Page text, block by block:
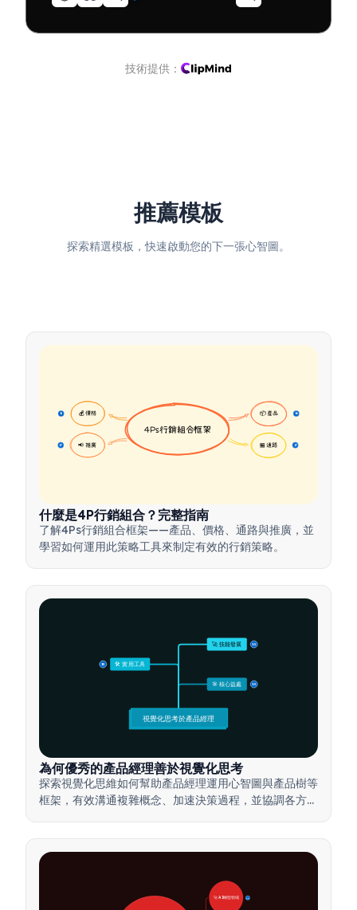
技術提供：
推薦模板
探索精選模板，快速啟動您的下一張心智圖。
📦 產品 16
💰 價格
16
🏪 通路 17
📢 推廣
17
4Ps行銷組合框架
什麼是4P行銷組合？完整指南
了解4Ps行銷組合框架——產品、價格、通路與推廣，並
學習如何運用此策略工具來制定有效的行銷策略。
🎯 核心益處 15
🛠️ 實用工具
15
🚀 技能發展 15
視覺化思考於產品經理
為何優秀的產品經理善於視覺化思考
探索視覺化思維如何幫助產品經理運用心智圖與產品樹等
框架，有效溝通複雜概念、加速決策過程，並協調各方利
🚀 AI轉型領域 28